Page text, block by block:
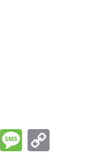
Gmail